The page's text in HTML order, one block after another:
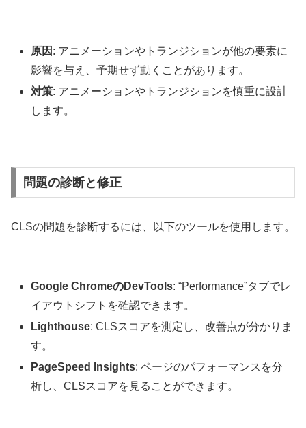
原因 : アニメーションやトランジションが他の要素に
影響を与え、予期せず動くことがあります。
対策: アニメーションやトランジションを慎重に設計
します。
問題の診断と修正
CLSの問題を診断するには、以下のツールを使用します。
Google ChromeのDevTools: “Performance”タブでレ
イアウトシフトを確認できます。
Lighthouse: CLSスコアを測定し、改善点が分かりま
す。
PageSpeed Insights: ページのパフォーマンスを分
析し、CLSスコアを見ることができます。